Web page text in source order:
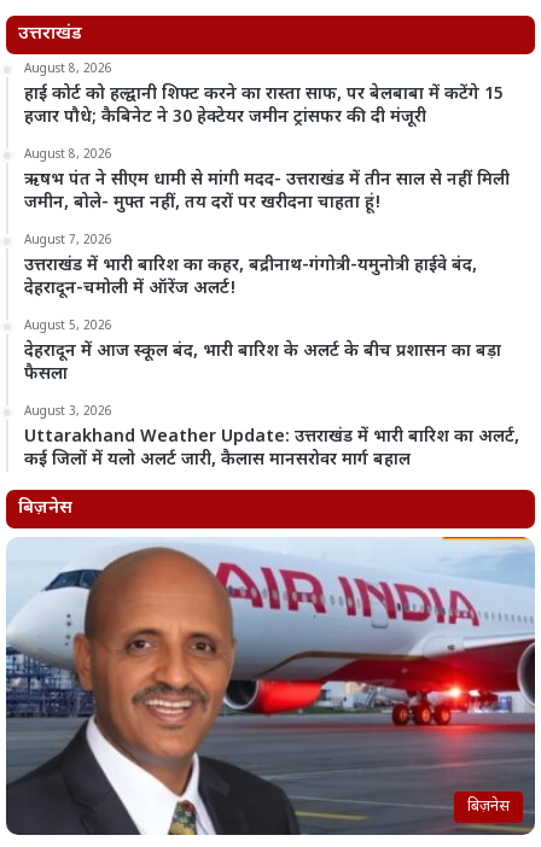
उत्तराखंड
August 8, 2026
हाई कोर्ट को हल्द्वानी शिफ्ट करने का रास्ता साफ, पर बेलबाबा में कटेंगे 15
हजार पौधे; कैबिनेट ने 30 हेक्टेयर जमीन ट्रांसफर की दी मंजूरी
August 8, 2026
ऋषभ पंत ने सीएम धामी से मांगी मदद- उत्तराखंड में तीन साल से नहीं मिली
जमीन, बोले- मुफ्त नहीं, तय दरों पर खरीदना चाहता हूं!
August 7, 2026
उत्तराखंड में भारी बारिश का कहर, बद्रीनाथ-गंगोत्री-यमुनोत्री हाईवे बंद,
देहरादून-चमोली में ऑरेंज अलर्ट!
August 5, 2026
देहरादून में आज स्कूल बंद, भारी बारिश के अलर्ट के बीच प्रशासन का बड़ा
फैसला
August 3, 2026
Uttarakhand Weather Update: उत्तराखंड में भारी बारिश का अलर्ट,
कई जिलों में यलो अलर्ट जारी, कैलास मानसरोवर मार्ग बहाल
बिज़नेस
बिज़नेस